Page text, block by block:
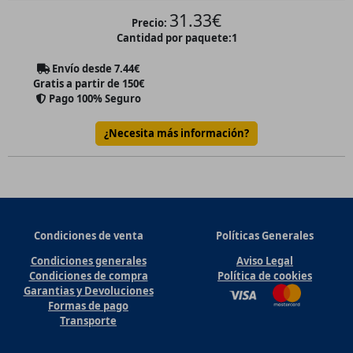
Precio: 31.33€
Cantidad por paquete:1
Envío desde 7.44€
Gratis a partir de 150€
Pago 100% Seguro
¿Necesita más información?
Condiciones de venta
Condiciones generales
Condiciones de compra
Garantias y Devoluciones
Formas de pago
Transporte
Políticas Generales
Aviso Legal
Política de cookies